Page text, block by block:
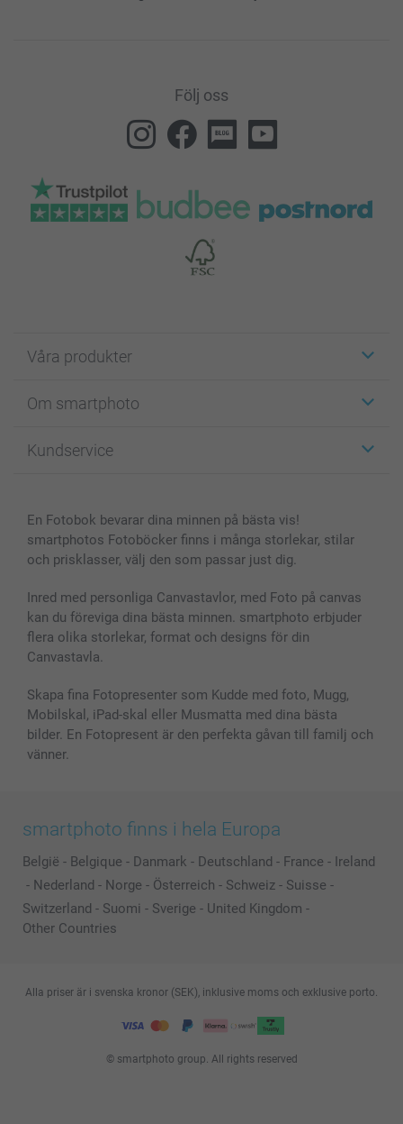
Följ oss
Våra produkter
Fotokort
Fotoböcker
Skal till Mobil & Surfplatta
MyNameBook
Fotoramar & Tillbehör
Presentkort
Alla fotoprodukter
Om smartphoto
För affiliates
Sitemap
Villkor och garantier
Kundservice
smartbonus
Priser & betalning
En Fotobok bevarar dina minnen på bästa vis!
smartphotos Fotoböcker finns i många storlekar, stilar
och prisklasser, välj den som passar just dig.
Inred med personliga Canvastavlor, med Foto på canvas
kan du föreviga dina bästa minnen. smartphoto erbjuder
flera olika storlekar, format och designs för din
Canvastavla.
Skapa fina Fotopresenter som Kudde med foto, Mugg,
Mobilskal, iPad-skal eller Musmatta med dina bästa
bilder. En Fotopresent är den perfekta gåvan till familj och
vänner.
smartphoto finns i hela Europa
België - Belgique - Danmark - Deutschland - France - Ireland
- Nederland - Norge - Österreich - Schweiz - Suisse -
Switzerland - Suomi - Sverige - United Kingdom -
Other Countries
© smartphoto group. All rights reserved
Alla priser är i svenska kronor (SEK), inklusive moms och exklusive porto.